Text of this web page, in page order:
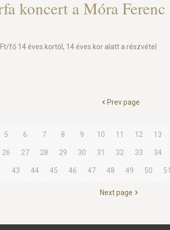
koncert a Móra Ferenc
fő 14 éves kortól, 14 éves kor alatt a részvétel
Prev page
5 6 7 8 9 10 11 12 13
26 27 28 29 30 31 32 33 34
43 44 45 46 47 48 49 50 51
Next page